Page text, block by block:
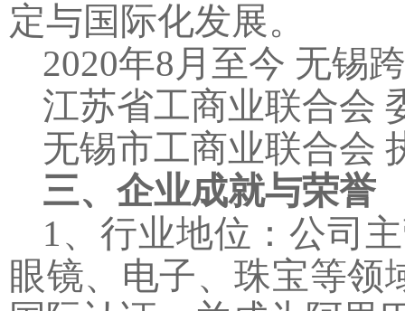
定与国际化发展。
2020年8 月至今 无锡
江苏省工商业联合会
无锡市工商业联合会
三、企业成就与荣誉
1、行业地位：公司
眼镜、电子、珠宝等领